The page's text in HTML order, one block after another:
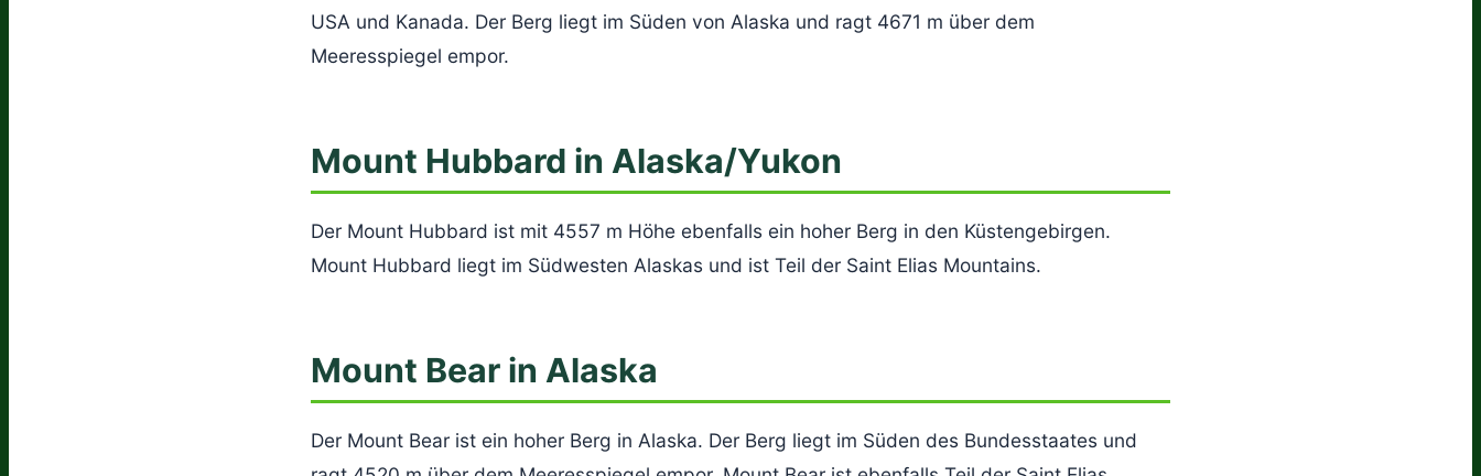
USA und Kanada. Der Berg liegt im Süden von Alaska und ragt 4671 m über dem
Meeresspiegel empor.
Mount Hubbard in Alaska/Yukon
Der Mount Hubbard ist mit 4557 m Höhe ebenfalls ein hoher Berg in den Küstengebirgen.
Mount Hubbard liegt im Südwesten Alaskas und ist Teil der Saint Elias Mountains.
Mount Bear in Alaska
Der Mount Bear ist ein hoher Berg in Alaska. Der Berg liegt im Süden des Bundesstaates und